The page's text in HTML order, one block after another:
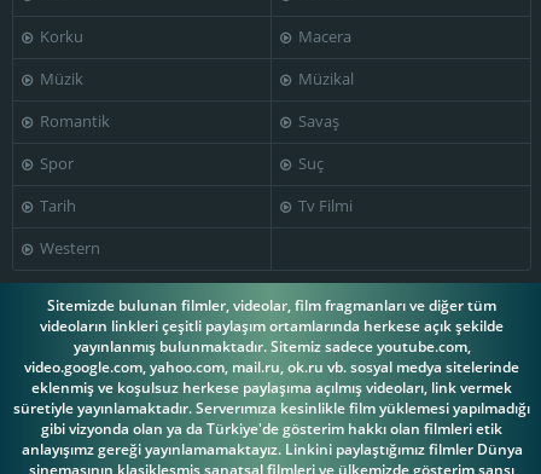
Korku
Macera
Müzik
Müzikal
Romantik
Savaş
Spor
Suç
Tarih
Tv Filmi
Western
Sitemizde bulunan filmler, videolar, film fragmanları ve diğer tüm
videoların linkleri çeşitli paylaşım ortamlarında herkese açık şekilde
yayınlanmış bulunmaktadır. Sitemiz sadece youtube.com,
video.google.com, yahoo.com, mail.ru, ok.ru vb. sosyal medya sitelerinde
eklenmiş ve koşulsuz herkese paylaşıma açılmış videoları, link vermek
süretiyle yayınlamaktadır. Serverımıza kesinlikle film yüklemesi yapılmadığı
gibi vizyonda olan ya da Türkiye'de gösterim hakkı olan filmleri etik
anlayışımz gereği yayınlamamaktayız. Linkini paylaştığımız filmler Dünya
sinemasının klasikleşmiş sanatsal filmleri ve ülkemizde gösterim şansı